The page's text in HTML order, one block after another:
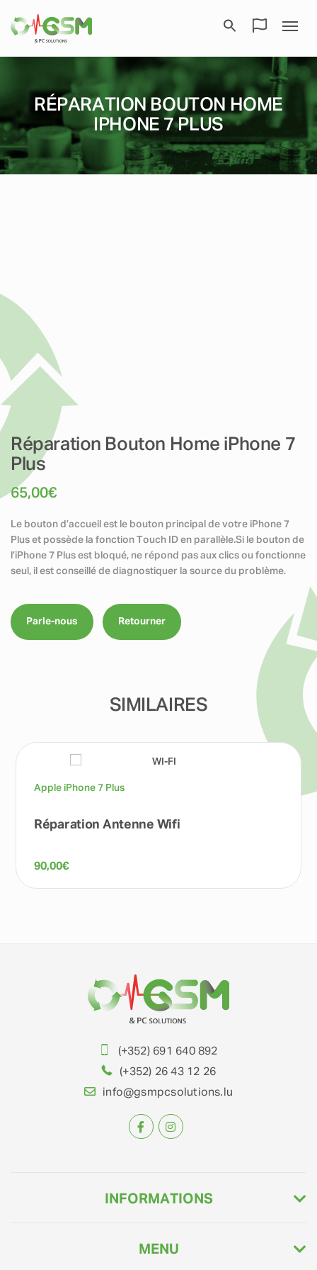
RÉPARATION BOUTON HOME
IPHONE 7 PLUS
Réparation Bouton Home iPhone 7
Plus
65,00€
Le bouton d’accueil est le bouton principal de votre iPhone 7
Plus et possède la fonction Touch ID en parallèle.Si le bouton de
l’iPhone 7 Plus est bloqué, ne répond pas aux clics ou fonctionne
seul, il est conseillé de diagnostiquer la source du problème.
Parle-nous Retourner
SIMILAIRES
Apple iPhone 7 Plus
Réparation Antenne Wifi
90,00€
(+352) 691 640 892
(+352) 26 43 12 26
info@gsmpcsolutions.lu
INFORMATIONS
MENU